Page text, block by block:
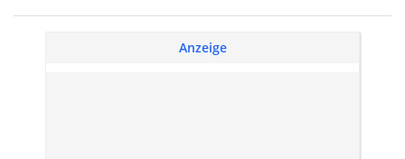
Anzeige